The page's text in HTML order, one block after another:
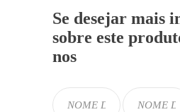
Se desejar mais
sobre este
nos